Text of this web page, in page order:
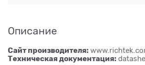
Описание
Сайт производителя:
Техническая документация: